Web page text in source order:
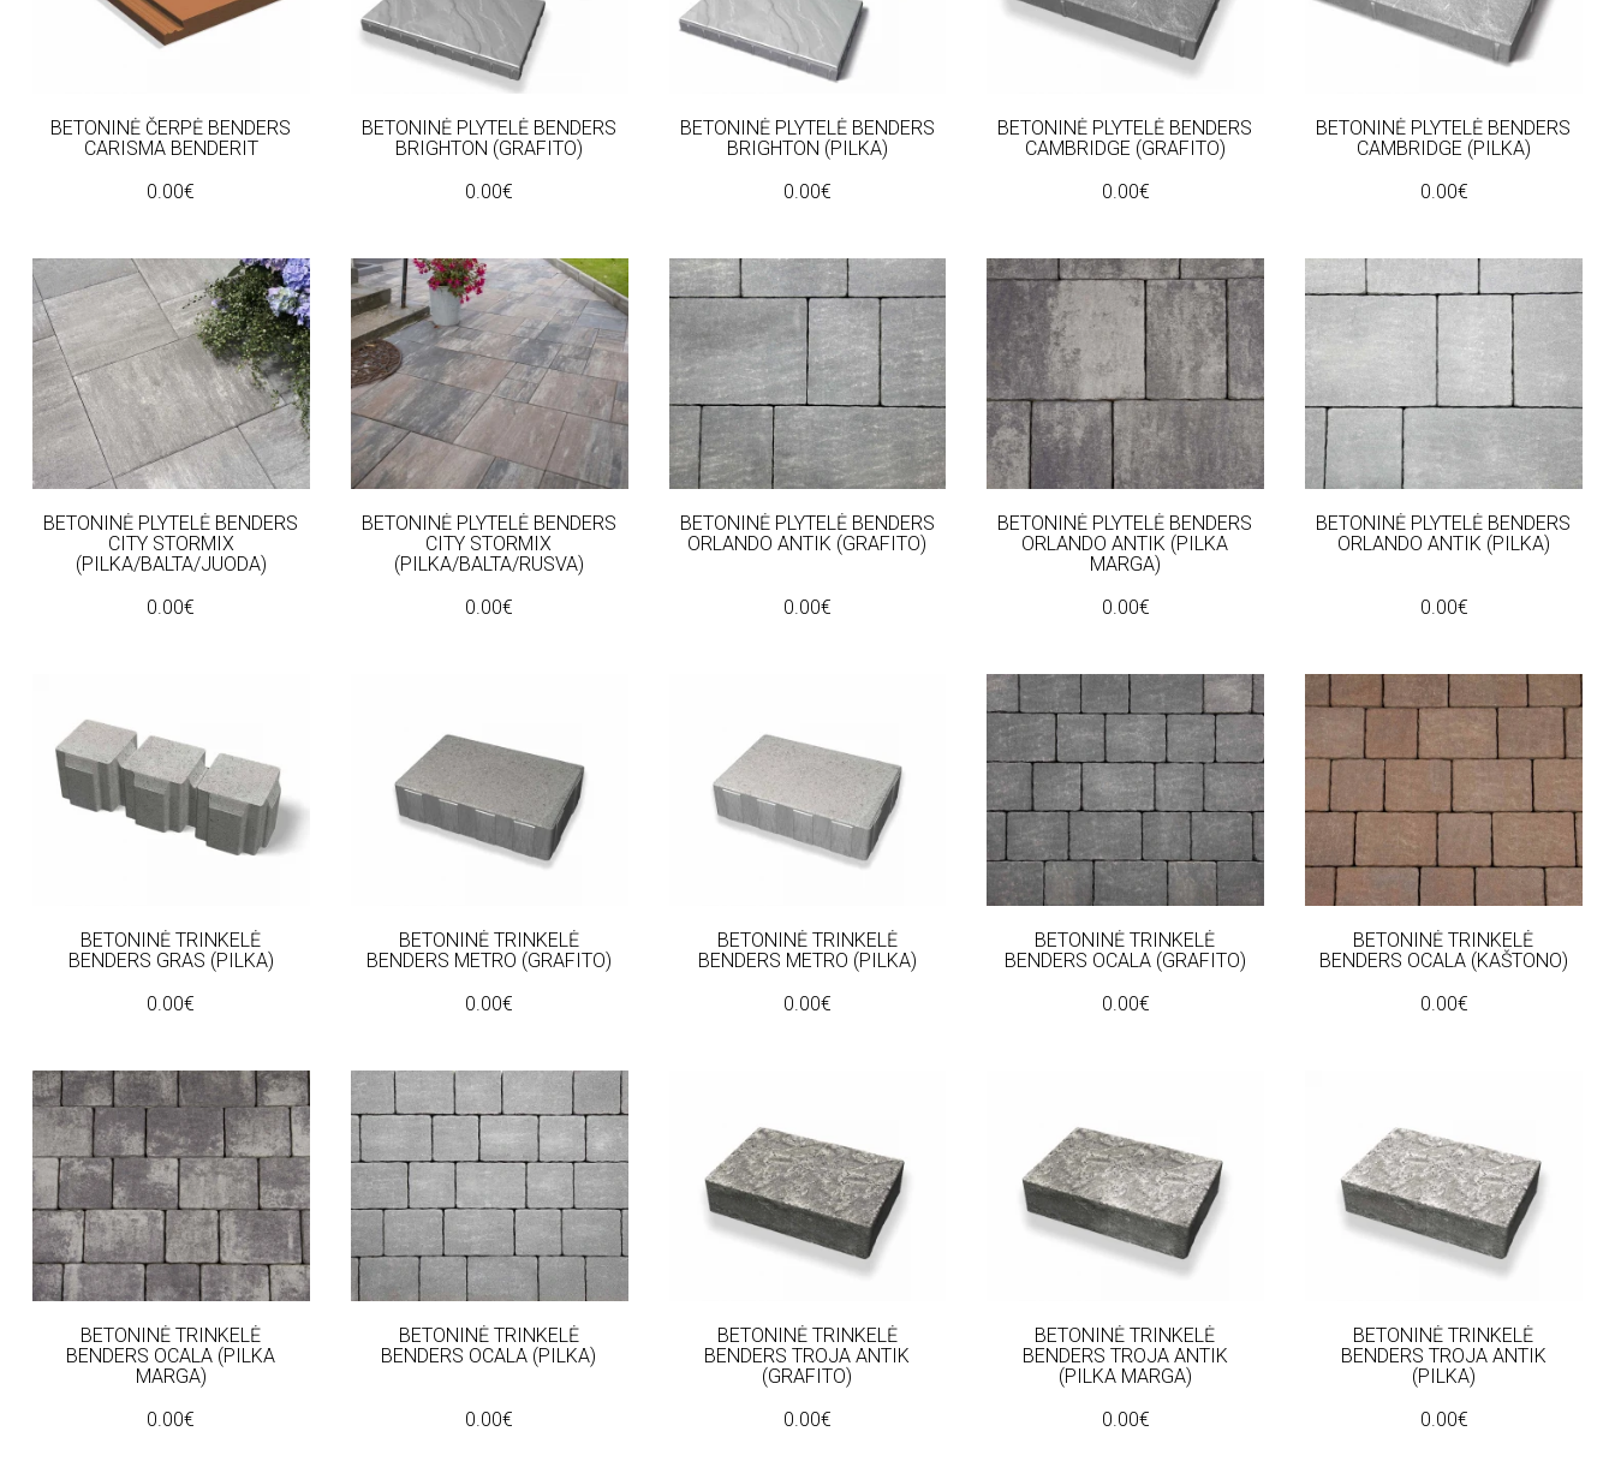
BETONINĖ ČERPĖ BENDERS
CARISMA BENDERIT
0.00€
BETONINĖ PLYTELĖ BENDERS
BRIGHTON (GRAFITO)
0.00€
BETONINĖ PLYTELĖ BENDERS
BRIGHTON (PILKA)
0.00€
BETONINĖ PLYTELĖ BENDERS
CAMBRIDGE (GRAFITO)
0.00€
BETONINĖ PLYTELĖ BENDERS
CAMBRIDGE (PILKA)
0.00€
BETONINĖ PLYTELĖ BENDERS
CITY STORMIX
(PILKA/BALTA/JUODA)
0.00€
BETONINĖ PLYTELĖ BENDERS
CITY STORMIX
(PILKA/BALTA/RUSVA)
0.00€
BETONINĖ PLYTELĖ BENDERS
ORLANDO ANTIK (GRAFITO)
0.00€
BETONINĖ PLYTELĖ BENDERS
ORLANDO ANTIK (PILKA
MARGA)
0.00€
BETONINĖ PLYTELĖ BENDERS
ORLANDO ANTIK (PILKA)
0.00€
BETONINĖ TRINKELĖ
BENDERS GRAS (PILKA)
0.00€
BETONINĖ TRINKELĖ
BENDERS METRO (GRAFITO)
0.00€
BETONINĖ TRINKELĖ
BENDERS METRO (PILKA)
0.00€
BETONINĖ TRINKELĖ
BENDERS OCALA (GRAFITO)
0.00€
BETONINĖ TRINKELĖ
BENDERS OCALA (KAŠTONO)
0.00€
BETONINĖ TRINKELĖ
BENDERS OCALA (PILKA
MARGA)
0.00€
BETONINĖ TRINKELĖ
BENDERS OCALA (PILKA)
0.00€
BETONINĖ TRINKELĖ
BENDERS TROJA ANTIK
(GRAFITO)
0.00€
BETONINĖ TRINKELĖ
BENDERS TROJA ANTIK
(PILKA MARGA)
0.00€
BETONINĖ TRINKELĖ
BENDERS TROJA ANTIK
(PILKA)
0.00€